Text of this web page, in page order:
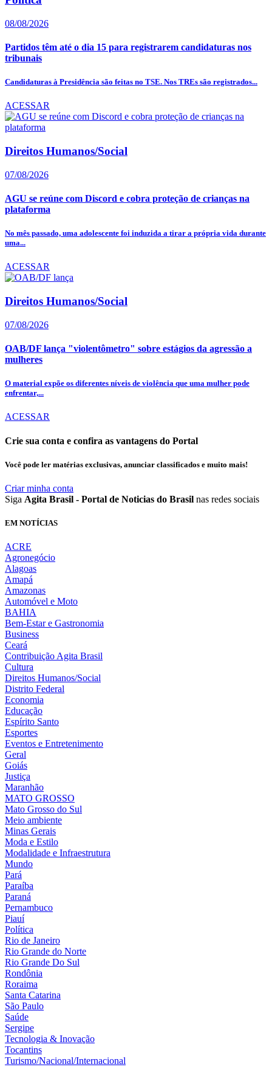
08/08/2026
Partidos têm até o dia 15 para registrarem candidaturas nos
tribunais
Candidaturas à Presidência são feitas no TSE. Nos TREs são registrados...
ACESSAR
Direitos Humanos/Social
07/08/2026
AGU se reúne com Discord e cobra proteção de crianças na
plataforma
No mês passado, uma adolescente foi induzida a tirar a própria vida durante
uma...
ACESSAR
Direitos Humanos/Social
07/08/2026
OAB/DF lança "violentômetro" sobre estágios da agressão a
mulheres
O material expõe os diferentes níveis de violência que uma mulher pode
enfrentar,...
ACESSAR
Crie sua conta e confira as vantagens do Portal
Você pode ler matérias exclusivas, anunciar classificados e muito mais!
Criar minha conta
Siga Agita Brasil - Portal de Noticias do Brasil nas redes sociais
EM NOTÍCIAS
ACRE
Agronegócio
Alagoas
Amapá
Amazonas
Automóvel e Moto
BAHIA
Bem-Estar e Gastronomia
Business
Ceará
Contribuição Agita Brasil
Cultura
Direitos Humanos/Social
Distrito Federal
Economia
Educação
Espírito Santo
Esportes
Eventos e Entretenimento
Geral
Goiás
Justiça
Maranhão
MATO GROSSO
Mato Grosso do Sul
Meio ambiente
Minas Gerais
Moda e Estilo
Modalidade e Infraestrutura
Mundo
Pará
Paraíba
Paraná
Pernambuco
Piauí
Política
Rio de Janeiro
Rio Grande do Norte
Rio Grande Do Sul
Rondônia
Roraima
Santa Catarina
São Paulo
Saúde
Sergipe
Tecnologia & Inovação
Tocantins
Turismo/Nacional/Internacional